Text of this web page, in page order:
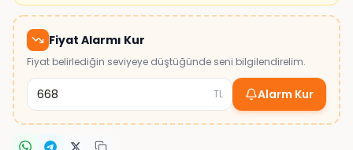
Fiyat Alarmı Kur
Fiyat belirlediğin seviyeye düştüğünde seni bilgilendirelim.
TL Alarm Kur